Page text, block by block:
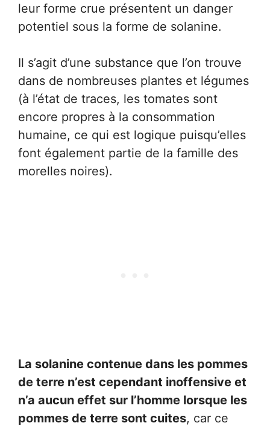
leur forme crue présentent un danger
potentiel sous la forme de solanine.
Il s’agit d’une substance que l’on trouve
dans de nombreuses plantes et légumes
(à l’état de traces, les tomates sont
encore propres à la consommation
humaine, ce qui est logique puisqu’elles
font également partie de la famille des
morelles noires).
La solanine contenue dans les pommes
de terre n’est cependant inoffensive et
n’a aucun effet sur l’homme lorsque les
pommes de terre sont cuites, car ce